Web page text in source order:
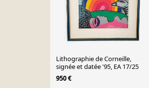
Lithographie de Corneille,
signée et datée '95, EA 17/25
950 €